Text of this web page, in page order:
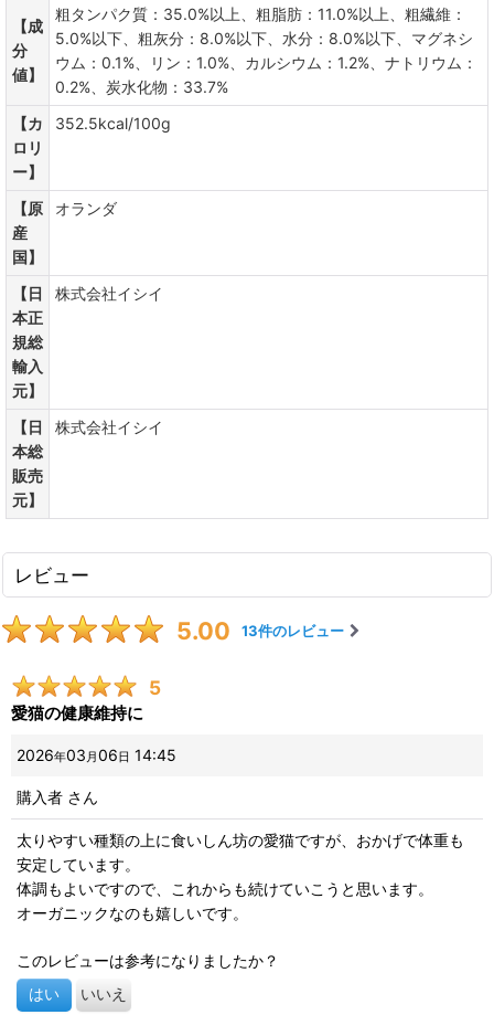
【成
分
値】
粗タンパク質：35.0%以上、粗脂肪：11.0%以上、粗繊維：
5.0%以下、粗灰分：8.0%以下、水分：8.0%以下、マグネシ
ウム：0.1%、リン：1.0%、カルシウム：1.2%、ナトリウム：
0.2%、炭水化物：33.7%
【カ
ロリ
ー】
352.5kcal/100g
【原
産
国】
オランダ
【日
本正
規総
輸入
元】
株式会社イシイ
【日
本総
販売
元】
株式会社イシイ
レビュー
5.00 13件のレビュー
5
愛猫の健康維持に
2026年03 月 06 日 14:45
購入者 さん
太りやすい種類の上に食いしん坊の愛猫ですが、おかげで体重も
安定しています。
体調もよいですので、これからも続けていこうと思います。
オーガニックなのも嬉しいです。
このレビューは参考になりましたか？
はい いいえ